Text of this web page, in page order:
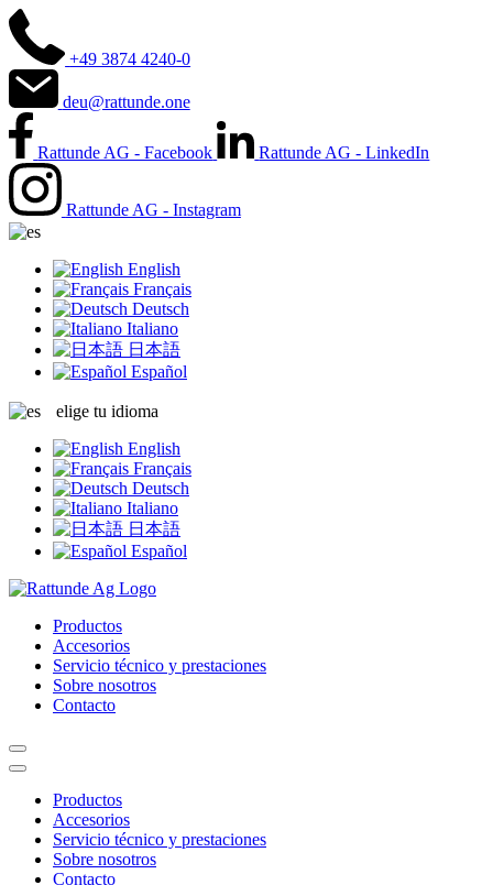
+49 3874 4240-0
deu@rattunde.one
Rattunde AG - Facebook Rattunde AG - LinkedIn
Rattunde AG - Instagram
English
Français
Deutsch
Italiano
日本語
Español
elige tu idioma
English
Français
Deutsch
Italiano
日本語
Español
Productos
Accesorios
Servicio técnico y prestaciones
Sobre nosotros
Contacto
Productos
Accesorios
Servicio técnico y prestaciones
Sobre nosotros
Contacto